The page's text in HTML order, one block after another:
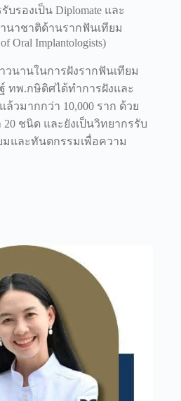
รองเป็น Diplomate และ
นาชาติด้านรากฟันเทียม
Oral Implantologists)
นานในการฝังรากฟันเทียม
ทพ.กษิดิศได้ทำการฝังและ
วมากกว่า 10,000 ราก ด้วย
ชนิด และยังเป็นวิทยากรรับ
และทันตกรรมเพื่อความ